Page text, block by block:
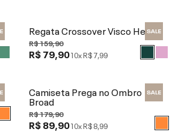
Regata Crossover Visco Heart
R$ 159,90
R$ 79,9010xR$ 7,99
Camiseta Prega no Ombro
Broad
R$ 179,90
R$ 89,9010xR$ 8,99